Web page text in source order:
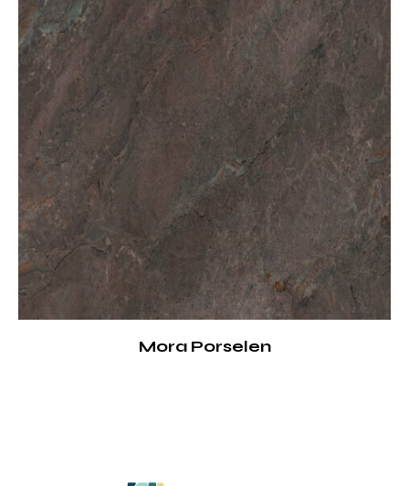
Mora Porselen